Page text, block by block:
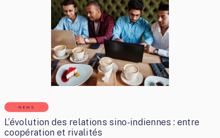
NEWS
L’évolution des relations sino-indiennes : entre
coopération et rivalités